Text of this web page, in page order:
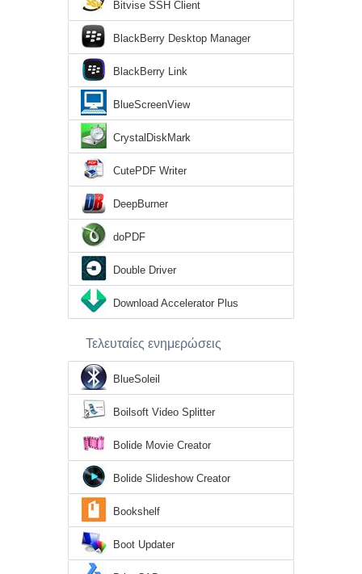
Bitvise SSH Client
BlackBerry Desktop Manager
BlackBerry Link
BlueScreenView
CrystalDiskMark
CutePDF Writer
DeepBurner
doPDF
Double Driver
Download Accelerator Plus
Τελευταίες ενημερώσεις
BlueSoleil
Boilsoft Video Splitter
Bolide Movie Creator
Bolide Slideshow Creator
Bookshelf
Boot Updater